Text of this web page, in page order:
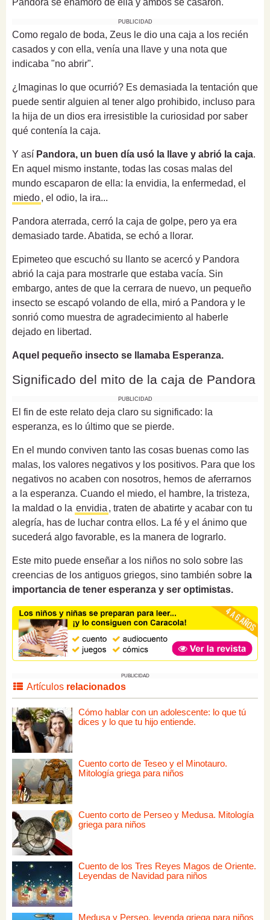
PUBLICIDAD
Como regalo de boda, Zeus le dio una caja a los recién
casados y con ella, venía una llave y una nota que
indicaba "no abrir".
¿Imaginas lo que ocurrió? Es demasiada la tentación que
puede sentir alguien al tener algo prohibido, incluso para
la hija de un dios era irresistible la curiosidad por saber
qué contenía la caja.
Y así Pandora, un buen día usó la llave y abrió la caja.
En aquel mismo instante, todas las cosas malas del
mundo escaparon de ella: la envidia, la enfermedad, el
miedo, el odio, la ira...
Pandora aterrada, cerró la caja de golpe, pero ya era
demasiado tarde. Abatida, se echó a llorar.
Epimeteo que escuchó su llanto se acercó y Pandora
abrió la caja para mostrarle que estaba vacía. Sin
embargo, antes de que la cerrara de nuevo, un pequeño
insecto se escapó volando de ella, miró a Pandora y le
sonrió como muestra de agradecimiento al haberle
dejado en libertad.
Aquel pequeño insecto se llamaba Esperanza.
Significado del mito de la caja de Pandora
PUBLICIDAD
El fin de este relato deja claro su significado: la
esperanza, es lo último que se pierde.
En el mundo conviven tanto las cosas buenas como las
malas, los valores negativos y los positivos. Para que los
negativos no acaben con nosotros, hemos de aferrarnos
a la esperanza. Cuando el miedo, el hambre, la tristeza,
la maldad o la envidia , traten de abatirte y acabar con tu
alegría, has de luchar contra ellos. La fé y el ánimo que
sucederá algo favorable, es la manera de lograrlo.
Este mito puede enseñar a los niños no solo sobre las
creencias de los antiguos griegos, sino también sobre l a
importancia de tener esperanza y ser optimistas.
PUBLICIDAD
Artículos relacionados
Cómo hablar con un adolescente: lo que tú
dices y lo que tu hijo entiende.
Cuento corto de Teseo y el Minotauro.
Mitología griega para niños
Cuento corto de Perseo y Medusa. Mitología
griega para niños
Cuento de los Tres Reyes Magos de Oriente.
Leyendas de Navidad para niños
Medusa y Perseo, leyenda griega para niños